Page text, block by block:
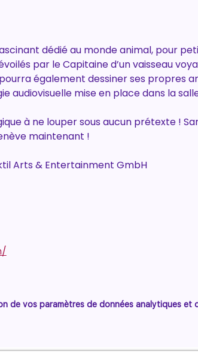
dédié au monde animal, pour
par le Capitaine d’un vaisseau
également dessiner ses propres
audiovisuelle mise en place dans la
à ne louper sous aucun prétexte !
maintenant !
Arts & Entertainment GmbH
de vos paramètres de données analytiques et